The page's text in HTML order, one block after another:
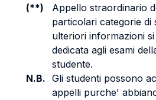
(**)
Appello straordinario
particolari categorie di
ulteriori informazioni
dedicata agli esami
studente.
N.B. Gli studenti possono
appelli purche'